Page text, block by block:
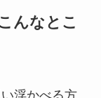
んなとこ
浮かべる方